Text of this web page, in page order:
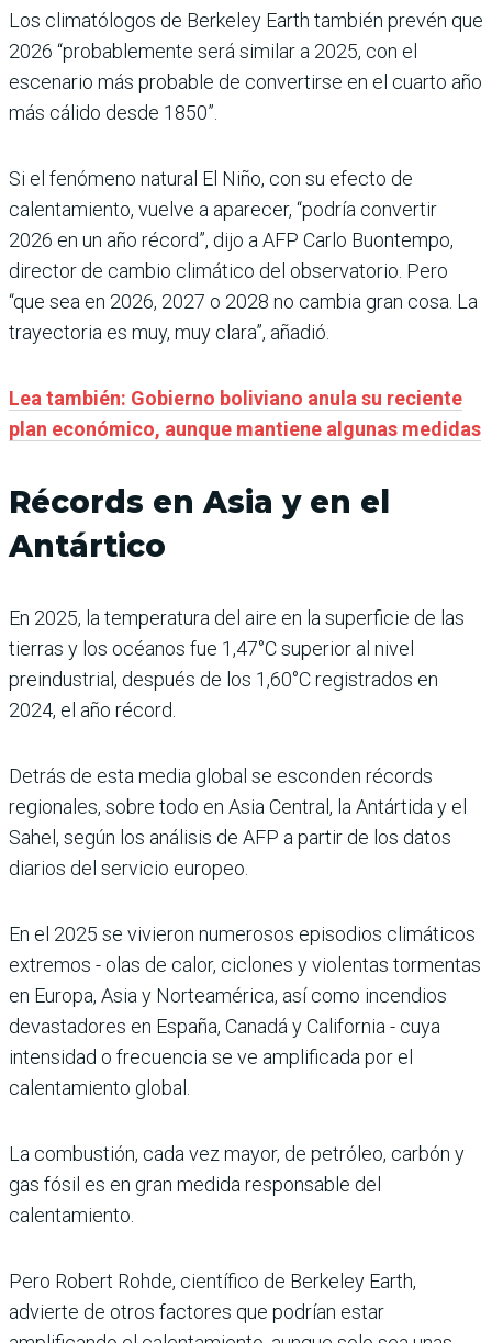
Los climatólogos de Berkeley Earth también prevén que
2026 “probablemente será similar a 2025, con el
escenario más probable de convertirse en el cuarto año
más cálido desde 1850”.
Si el fenómeno natural El Niño, con su efecto de
calentamiento, vuelve a aparecer, “podría convertir
2026 en un año récord”, dijo a AFP Carlo Buontempo,
director de cambio climático del observatorio. Pero
“que sea en 2026, 2027 o 2028 no cambia gran cosa. La
trayectoria es muy, muy clara”, añadió.
Lea también: Gobierno boliviano anula su reciente
plan económico, aunque mantiene algunas medidas
Récords en Asia y en el
Antártico
En 2025, la temperatura del aire en la superficie de las
tierras y los océanos fue 1,47°C superior al nivel
preindustrial, después de los 1,60°C registrados en
2024, el año récord.
Detrás de esta media global se esconden récords
regionales, sobre todo en Asia Central, la Antártida y el
Sahel, según los análisis de AFP a partir de los datos
diarios del servicio europeo.
En el 2025 se vivieron numerosos episodios climáticos
extremos - olas de calor, ciclones y violentas tormentas
en Europa, Asia y Norteamérica, así como incendios
devastadores en España, Canadá y California - cuya
intensidad o frecuencia se ve amplificada por el
calentamiento global.
La combustión, cada vez mayor, de petróleo, carbón y
gas fósil es en gran medida responsable del
calentamiento.
Pero Robert Rohde, científico de Berkeley Earth,
advierte de otros factores que podrían estar